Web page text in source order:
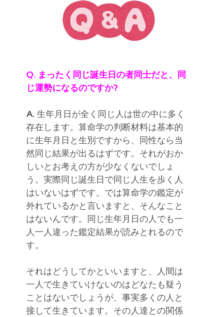
Q. まったく同じ誕生日の者同士だと、同
じ運勢になるのですか?
A. 生年月日が全く同じ人は世の中に多く
存在します。算命学の判断材料は基本的
に生年月日と生別ですから、同性なら当
然同じ結果が出るはずです。それがおか
しいとお考えの方が少なくないでしょ
う。実際同じ誕生日で同じ人生を歩く人
はいないはずです。では算命学の鑑定が
外れているかと言いますと、そんなこと
はないんです。同じ生年月日の人でも一
人一人違った鑑定結果が読みとれるので
す。
それはどうしてかといいますと、人間は
一人で生きていけないのはどなたも疑う
ことはないでしょうが、事実多くの人と
接して生きています。その人達との関係